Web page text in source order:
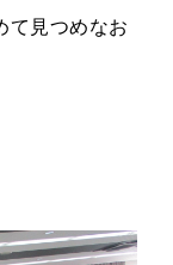
て見つめなお